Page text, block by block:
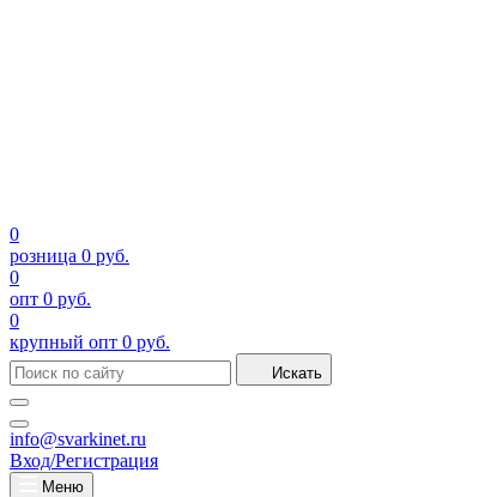
0
розница 0 руб.
0
опт 0 руб.
0
крупный опт 0 руб.
Искать
info@svarkinet.ru
Вход/Регистрация
Меню